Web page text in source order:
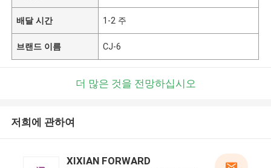
배달 시간 1-2 주
브랜드 이름 CJ-6
더 많은 것을 전망하십시오
저희에 관하여
XIXIAN FORWARD